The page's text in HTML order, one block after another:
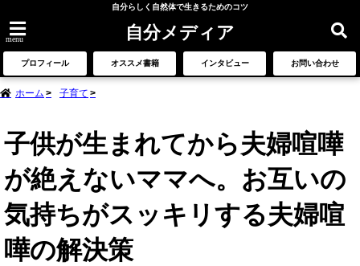
自分らしく自然体で生きるためのコツ
menu 自分メディア
プロフィール オススメ書籍 インタビュー お問い合わせ
ホーム 子育て
子供が生まれてから夫婦喧嘩
が絶えないママへ。お互いの
気持ちがスッキリする夫婦喧
嘩の解決策